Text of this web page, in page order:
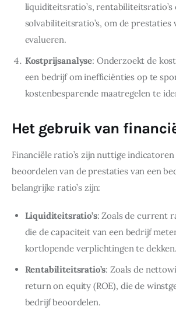
liquiditeitsratio’s, rentabiliteitsratio’s
solvabiliteitsratio’s, om de prestaties
evalueren.
Kostprijsanalyse: Onderzoekt de
een bedrijf om inefficiënties op te
kostenbesparende maatregelen te
Het gebruik van
Financiële ratio’s zijn nuttige
beoordelen van de prestaties van een
belangrijke ratio’s zijn:
Liquiditeitsratio’s: Zoals de current
die de capaciteit van een bedrijf
kortlopende verplichtingen te dekken.
Rentabiliteitsratio’s: Zoals de
return on equity (ROE), die de
bedrijf beoordelen.